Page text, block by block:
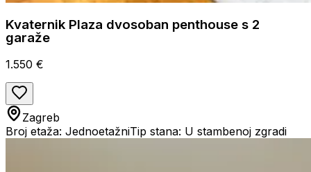
Kvaternik Plaza dvosoban penthouse s 2
garaže
1.550 €
Zagreb
Broj etaža: JednoetažniTip stana: U stambenoj zgradi